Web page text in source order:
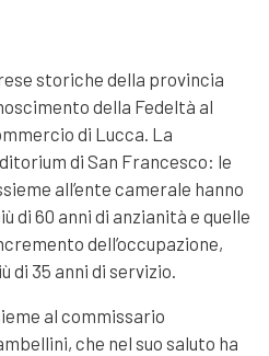
storiche della provincia
della Fedeltà al
di Lucca. La
di San Francesco: le
all’ente camerale hanno
di 60 anni di anzianità e quelle
dell’occupazione,
di 35 anni di servizio.
al commissario
che nel suo saluto ha